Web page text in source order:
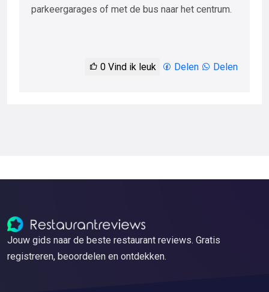
parkeergarages of met de bus naar het centrum.
0 Vind ik leuk Delen Delen
Jouw gids naar de beste restaurant reviews. Gratis
registreren, beoordelen en ontdekken.